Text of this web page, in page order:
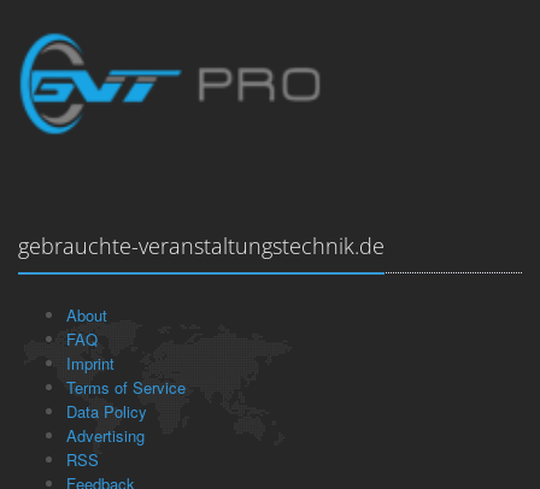
gebrauchte-veranstaltungstechnik.de
About
FAQ
Imprint
Terms of Service
Data Policy
Advertising
RSS
Feedback